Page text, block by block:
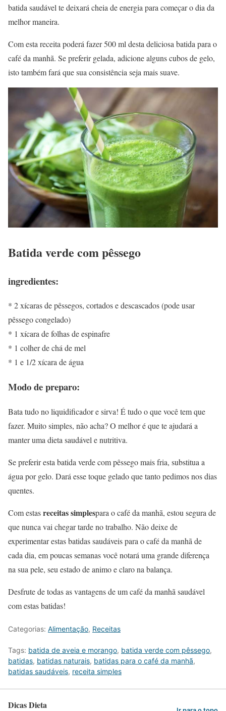
batida saudável te deixará cheia de energia para começar o dia da
melhor maneira.
Com esta receita poderá fazer 500 ml desta deliciosa batida para o
café da manhã. Se preferir gelada, adicione alguns cubos de gelo,
isto também fará que sua consistência seja mais suave.
Batida verde com pêssego
ingredientes:
* 2 xícaras de pêssegos, cortados e descascados (pode usar
pêssego congelado)
* 1 xícara de folhas de espinafre
* 1 colher de chá de mel
* 1 e 1/2 xícara de água
Modo de preparo:
Bata tudo no liquidificador e sirva! É tudo o que você tem que
fazer. Muito simples, não acha? O melhor é que te ajudará a
manter uma dieta saudável e nutritiva.
Se preferir esta batida verde com pêssego mais fria, substitua a
água por gelo. Dará esse toque gelado que tanto pedimos nos dias
quentes.
Com estasreceitas simplespara o café da manhã, estou segura de
que nunca vai chegar tarde no trabalho. Não deixe de
experimentar estas batidas saudáveis para o café da manhã de
cada dia, em poucas semanas você notará uma grande diferença
na sua pele, seu estado de animo e claro na balança.
Desfrute de todas as vantagens de um café da manhã saudável
com estas batidas!
Categorias: Alimentação, Receitas
Tags: batida de aveia e morango, batida verde com pêssego,
batidas, batidas naturais, batidas para o café da manhã,
batidas saudáveis, receita simples
Dicas Dieta